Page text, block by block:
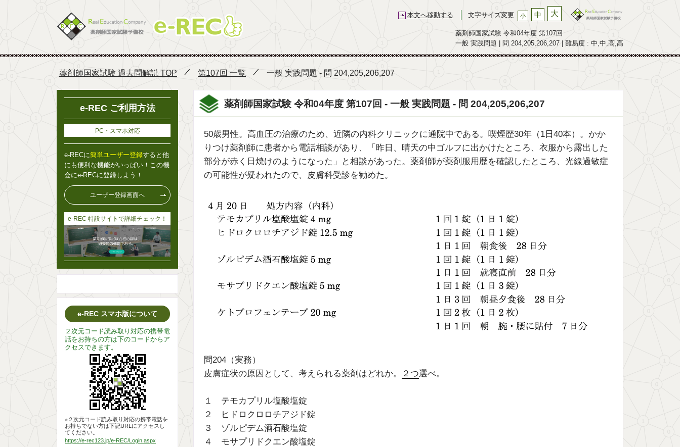
本文へ移動する 文字サイズ変更 小 中 大
薬剤師国家試験 令和04年度 第107回
一般 実践問題 | 問 204,205,206,207 | 難易度 : 中,中,高,高
薬剤師国家試験 過去問解説 TOP 第107回 一覧 一般 実践問題 - 問 204,205,206,207
薬剤師国家試験 令和04年度 第107回 - 一般 実践問題 - 問 204,205,206,207
50歳男性。高血圧の治療のため、近隣の内科クリニックに通院中である。喫煙歴30年（1日40本）。かか
りつけ薬剤師に患者から電話相談があり、「昨日、晴天の中ゴルフに出かけたところ、衣服から露出した
部分が赤く日焼けのようになった」と相談があった。薬剤師が薬剤服用歴を確認したところ、光線過敏症
の可能性が疑われたので、皮膚科受診を勧めた。
問204（実務）
皮膚症状の原因として、考えられる薬剤はどれか。
２つ選べ。
１ テモカプリル塩酸塩錠
２ ヒドロクロロチアジド錠
３ ゾルピデム酒石酸塩錠
４ モサプリドクエン酸塩錠
e-REC ご利用方法
PC・スマホ対応
e-RECに簡単ユーザー登録すると他
にも便利な機能がいっぱい！この機
会にe-RECに登録しよう！
ユーザー登録画面へ
e-REC 特設サイトで詳細チェック！
e-REC スマホ版について
２次元コード読み取り対応の携帯電
話をお持ちの方は下のコードからア
クセスできます。
※２次元コード読み取り対応の携帯電話を
お持ちでない方は下記URLにアクセスし
てください。
https://e-rec123.jp/e-REC/Login.aspx